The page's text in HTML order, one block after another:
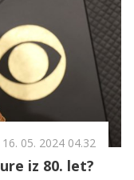
16. 05. 2024 04.32
iz 80. let?